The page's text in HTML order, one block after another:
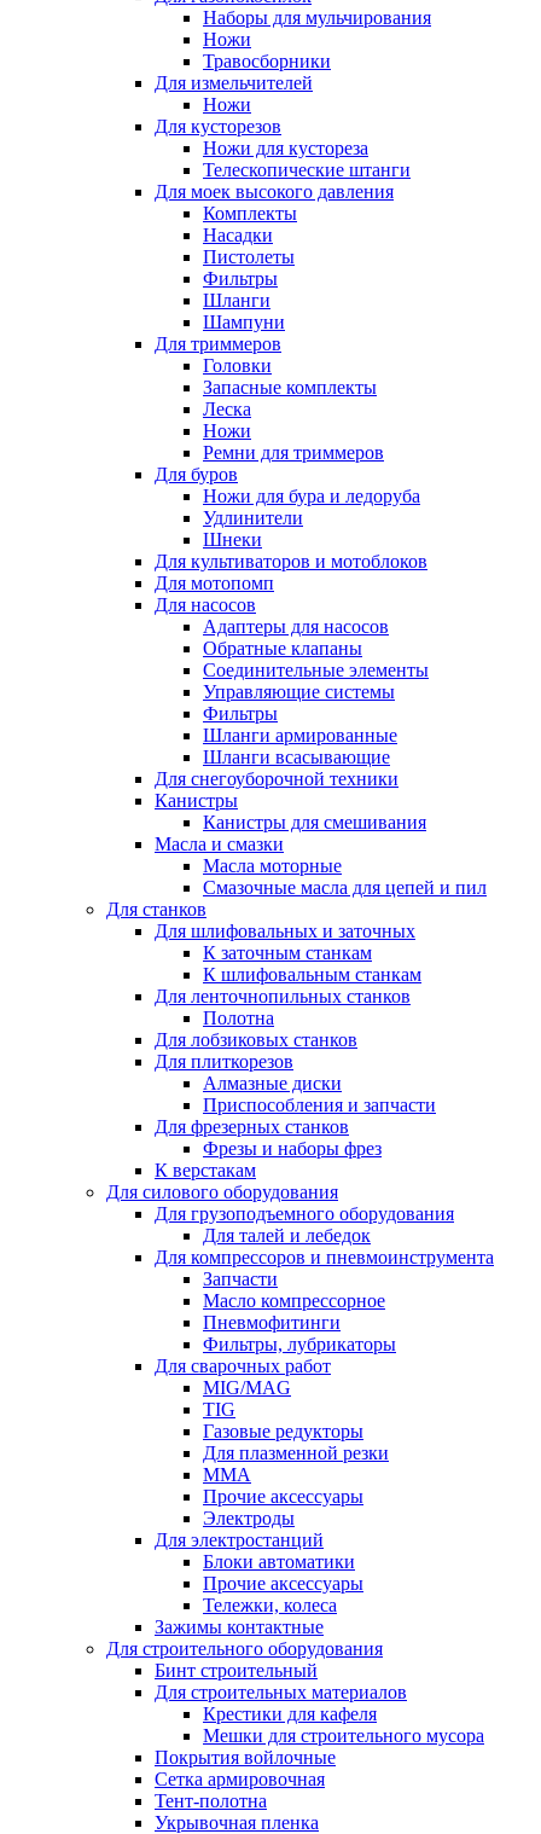
Наборы для мульчирования
Ножи
Травосборники
Для измельчителей
Ножи
Для кусторезов
Ножи для кустореза
Телескопические штанги
Для моек высокого давления
Комплекты
Насадки
Пистолеты
Фильтры
Шланги
Шампуни
Для триммеров
Головки
Запасные комплекты
Леска
Ножи
Ремни для триммеров
Для буров
Ножи для бура и ледоруба
Удлинители
Шнеки
Для культиваторов и мотоблоков
Для мотопомп
Для насосов
Адаптеры для насосов
Обратные клапаны
Соединительные элементы
Управляющие системы
Фильтры
Шланги армированные
Шланги всасывающие
Для снегоуборочной техники
Канистры
Канистры для смешивания
Масла и смазки
Масла моторные
Смазочные масла для цепей и пил
Для станков
Для шлифовальных и заточных
К заточным станкам
К шлифовальным станкам
Для ленточнопильных станков
Полотна
Для лобзиковых станков
Для плиткорезов
Алмазные диски
Приспособления и запчасти
Для фрезерных станков
Фрезы и наборы фрез
К верстакам
Для силового оборудования
Для грузоподъемного оборудования
Для талей и лебедок
Для компрессоров и пневмоинструмента
Запчасти
Масло компрессорное
Пневмофитинги
Фильтры, лубрикаторы
Для сварочных работ
MIG/MAG
TIG
Газовые редукторы
Для плазменной резки
ММА
Прочие аксессуары
Электроды
Для электростанций
Блоки автоматики
Прочие аксессуары
Тележки, колеса
Зажимы контактные
Для строительного оборудования
Бинт строительный
Для строительных материалов
Крестики для кафеля
Мешки для строительного мусора
Покрытия войлочные
Сетка армировочная
Тент-полотна
Укрывочная пленка